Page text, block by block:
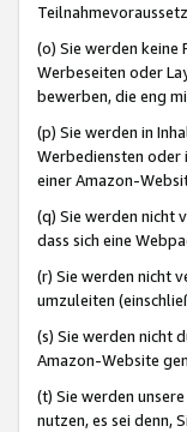
(o) Sie werden
Werbeseiten oder
bewerben, die eng
(p) Sie werden in
Werbediensten oder
einer Amazon-
(q) Sie werden nicht
dass sich eine
(r) Sie werden nicht
umzuleiten
(s) Sie werden nicht
Amazon-Website
(t) Sie werden
nutzen, es sei denn,